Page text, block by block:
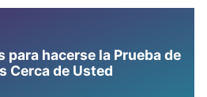
para hacerse la Prueba de
Cerca de Usted